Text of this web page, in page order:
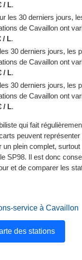
/ L.
les 30 derniers jours,
de Cavaillon ont
/ L.
30 derniers jours, les
de Cavaillon ont
/ L.
30 derniers jours, les
de Cavaillon ont
/ L.
qui fait
peuvent
un plein complet, surtout
SP98. Il est donc
et de comparer les
service à Cavaillon
des stations